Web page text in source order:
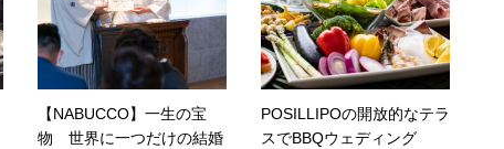
【NABUCCO】一生の宝
物 世界に一つだけの結婚
POSILLIPOの開放的なテラ
スでBBQウェディング